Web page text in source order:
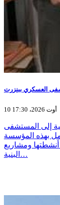
10 أوت 2026، 17:30
إلى المستشفى
بهذه المؤسسة
أنشطتها ومشاريع
البنية…